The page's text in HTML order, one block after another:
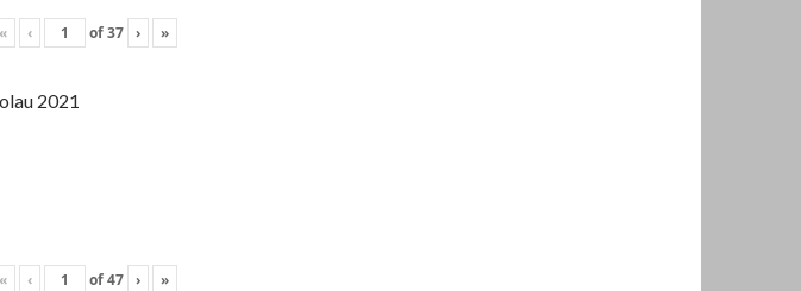
« ‹ of37 › »
2021
« ‹ of47 › »